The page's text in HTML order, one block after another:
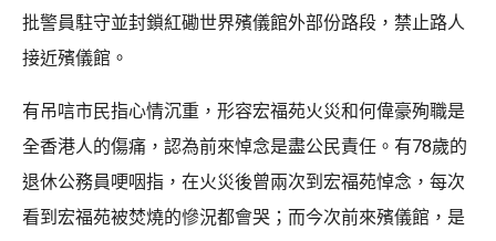
批警員駐守並封鎖紅磡世界殯儀館外部份路段，禁止路人
接近殯儀館。
有吊唁市民指心情沉重，形容宏福苑火災和何偉豪殉職是
全香港人的傷痛，認為前來悼念是盡公民責任。有78歲的
退休公務員哽咽指，在火災後曾兩次到宏福苑悼念，每次
看到宏福苑被焚燒的慘況都會哭；而今次前來殯儀館，是